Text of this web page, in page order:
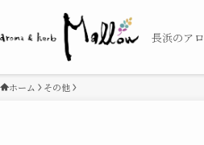
長浜のア
ホーム その他